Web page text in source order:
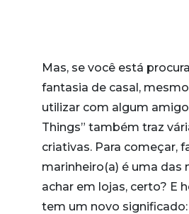
Mas, se você está
fantasia de casal,
utilizar com algum
Things” também traz
criativas. Para começar,
marinheiro(a) é uma das
achar em lojas, certo? E
tem um novo significado: